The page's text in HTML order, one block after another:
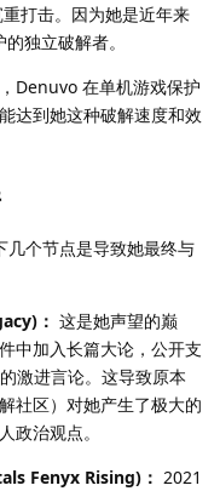
打击。因为她是近年来
独立破解者。
Denuvo 在单机游戏保护
达到她这种破解速度和效
个节点是导致她最终与
： 这是她声望的巅
中加入长篇大论，公开支
激进言论。这导致原本
社区）对她产生了极大的
政治观点。
Fenyx Rising)： 2021